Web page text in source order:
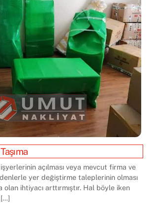
açılması veya mevcut firma ve
yer değiştirme taleplerinin olması
olan ihtiyacı arttırmıştır. Hal böyle iken